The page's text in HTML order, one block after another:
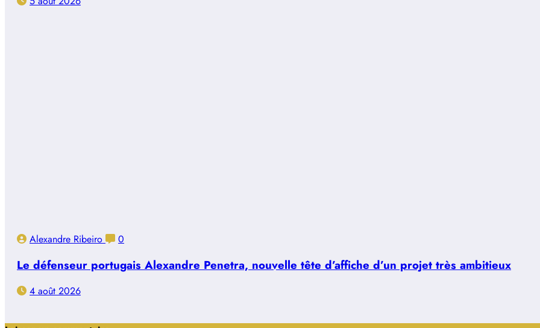
Alexandre Ribeiro 0
Le défenseur portugais Alexandre Penetra, nouvelle tête d’affiche d’un projet très ambitieux
4 août 2026